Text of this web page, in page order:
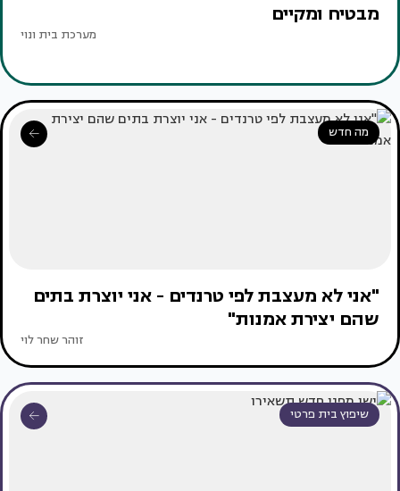
מבטיח ומקיים
מערכת בית ונוי
מה חדש
"אני לא מעצבת לפי טרנדים - אני יוצרת בתים
שהם יצירת אמנות"
זוהר שחר לוי
שיפוץ בית פרטי